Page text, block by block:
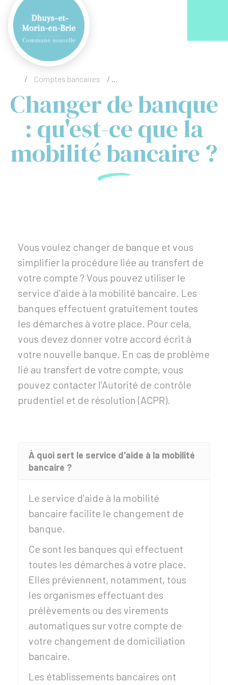
/ Comptes bancaires / Changer de banque : qu'est-ce
Changer de banque
: qu'est-ce que la
mobilité bancaire ?
Vous voulez changer de banque et vous
simplifier la procédure liée au transfert de
votre compte ? Vous pouvez utiliser le
service d'aide à la mobilité bancaire. Les
banques effectuent gratuitement toutes
les démarches à votre place. Pour cela,
vous devez donner votre accord écrit à
votre nouvelle banque. En cas de problème
lié au transfert de votre compte, vous
pouvez contacter l'Autorité de contrôle
prudentiel et de résolution (ACPR).
À quoi sert le service d'aide à la mobilité
bancaire ?
Le service d'aide à la mobilité
bancaire facilite le changement de
banque.
Ce sont les banques qui effectuent
toutes les démarches à votre place.
Elles préviennent, notamment, tous
les organismes effectuant des
prélèvements ou des virements
automatiques sur votre compte de
votre changement de domiciliation
bancaire.
Les établissements bancaires ont